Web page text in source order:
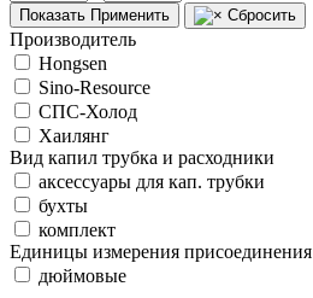
Показать Применить Сбросить
Производитель
Hongsen
Sino-Resource
СПС-Холод
Хаилянг
Вид капил трубка и расходники
аксессуары для кап. трубки
бухты
комплект
Единицы измерения присоединения
дюймовые